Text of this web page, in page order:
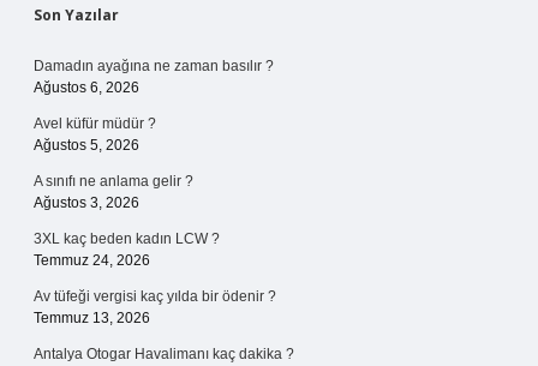
Sidebar
Son Yazılar
Damadın ayağına ne zaman basılır ?
Ağustos 6, 2026
Avel küfür müdür ?
Ağustos 5, 2026
A sınıfı ne anlama gelir ?
Ağustos 3, 2026
3XL kaç beden kadın LCW ?
Temmuz 24, 2026
Av tüfeği vergisi kaç yılda bir ödenir ?
Temmuz 13, 2026
Antalya Otogar Havalimanı kaç dakika ?